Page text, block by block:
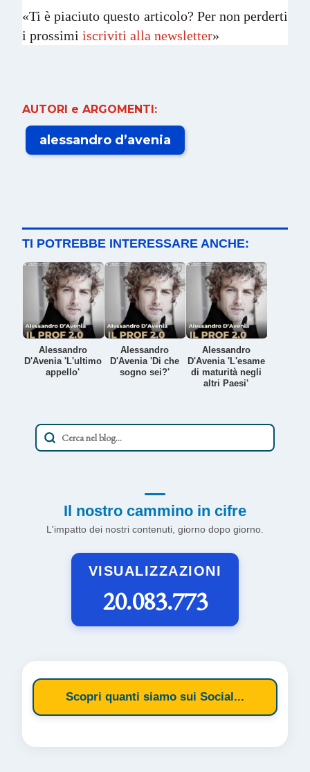
«Ti è piaciuto questo articolo? Per non perderti
i prossimi iscriviti alla newsletter»
AUTORI e ARGOMENTI:
alessandro d’avenia
TI POTREBBE INTERESSARE ANCHE:
Alessandro
D'Avenia 'L'ultimo
appello'
Alessandro
D'Avenia 'Di che
sogno sei?'
Alessandro
D'Avenia 'L'esame
di maturità negli
altri Paesi'
Il nostro cammino in cifre
L'impatto dei nostri contenuti, giorno dopo giorno.
VISUALIZZAZIONI
20.083.773
Scopri quanti siamo sui Social...